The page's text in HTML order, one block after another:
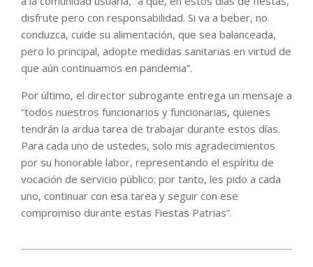
disfrute pero con responsabilidad. Si va a beber, no
conduzca, cuide su alimentación, que sea balanceada,
pero lo principal, adopte medidas sanitarias en virtud de
que aún continuamos en pandemia”.
Por último, el director subrogante entrega un mensaje a
“todos nuestros funcionarios y funcionarias, quienes
tendrán la ardua tarea de trabajar durante estos días.
Para cada uno de ustedes, solo mis agradecimientos
por su honorable labor, representando el espíritu de
vocación de servicio público; por tanto, les pido a cada
uno, continuar con esa tarea y seguir con ese
compromiso durante estas Fiestas Patrias”.